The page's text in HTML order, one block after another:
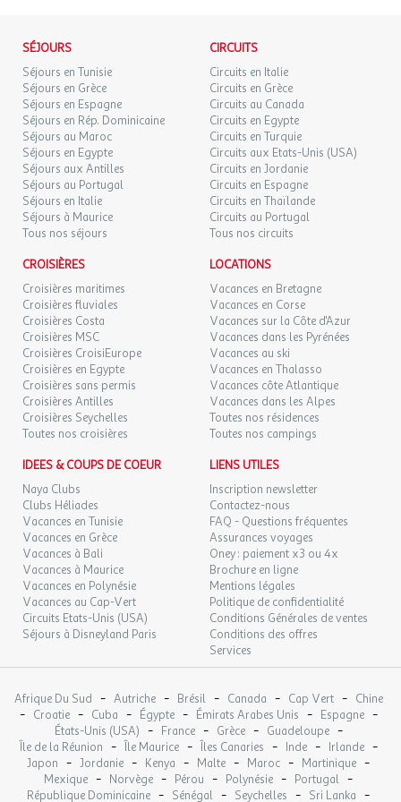
plusieurs quartiers dont la Coudalère, Grande Plage, presqu'île,
le Village, le Port... Authentique et pittoresque... animé et sportif...
calme et confortable... chaque quartier a son charme.
La station appartient à la charte "Pavillon Bleu" pour la qualité
de ses plages et de ses eaux de baignade.
Les enfants bénéficient également d'une attention particulière,
qui a value à la station d'obtenir l'emblème "Station Kid".
Son climat méditerranéen est caractérisé par un beau ciel bleu,
des étés chauds tempérés par les brises marines, et le peu ou
l'absence de pluie...
voile, planche à voile, catamaran, funboard, dériveur, optimist,
surf, plongée, ski nautique, sports en eaux vives (canyoning,
rafting), pêche en mer...
Egalement au programme, tennis, équitation, VTT et
cyclotourisme, pétanque, piscine, mini-golf, parcours forestier...
La plupart de ses activités sont accessibles aux enfants par
l'intermédiaire des nombreux clubs et garderies, principalement
en juillet et août.
Vous pourrez effectuer une cure de remise en forme au centre de
thalassothérapie.
Le petit train de Port-Barcarès vous permettra de vous déplacer
en famille d'un bout à l'autre de la station. Vos enfants seront
enchantés de cette promenade, et elle vous donnera l'occasion
de découvrir toutes les facettes de la ville.
Un cinéma d'été, les arènes et la fête foraine en juillet et août, des
discothèques,...
INFORMATIONS PRATIQUES
Vous trouverez sur place les infrastructures suivantes :
* Un service de navettes depuis la gare et dans la station.
* Garderies et clubs de plage pour les enfants à partir de 2 ans et
les adolescents.
* Une piscine et un centre équestre.
* Des restaurants.
* Des plages surveillées de juin à septembre.
Les informations figurant sur cette page sont données à titre
04
LUN.
05
OCT.
246 €
Retour le
12/10/2026
MAR.
06
OCT.
246 €
Retour le
13/10/2026
MER.
07
OCT.
246 €
Retour le
08
OCT.
246 €
15/10/2026
VEN.
09
OCT.
246 €
Retour le
SAM.
10
OCT.
246 €
Retour le
17/10/2026
SAM.
17
OCT.
246 €/hébergement
SAM.
24
OCT.
246 €
Retour le
31/10/2026
SÉJOURS
Séjours en Tunisie
Séjours en Grèce
Séjours en Espagne
Séjours en Rép. Dominicaine
Séjours au Maroc
Séjours en Egypte
Séjours aux Antilles
Séjours au Portugal
Séjours en Italie
Séjours à Maurice
Tous nos séjours
CIRCUITS
Circuits en Italie
Circuits en Grèce
Circuits au Canada
Circuits en Egypte
Circuits en Turquie
Circuits aux Etats-Unis (USA)
Circuits en Jordanie
Circuits en Espagne
Circuits en Thaïlande
Circuits au Portugal
Tous nos circuits
CROISIÈRES
Croisières maritimes
Croisières fluviales
Croisières Costa
Croisières MSC
Croisières CroisiEurope
Croisières en Egypte
Croisières sans permis
Croisières Antilles
Croisières Seychelles
Toutes nos croisières
LOCATIONS
Vacances en Bretagne
Vacances en Corse
Vacances sur la Côte d'Azur
Vacances dans les Pyrénées
Vacances au ski
Vacances en Thalasso
Vacances côte Atlantique
Vacances dans les Alpes
Toutes nos résidences
Toutes nos campings
IDEES & COUPS DE COEUR
Naya Clubs
Clubs Héliades
Vacances en Tunisie
Vacances en Grèce
Vacances à Bali
Vacances à Maurice
Vacances en Polynésie
Vacances au Cap-Vert
Circuits Etats-Unis (USA)
Séjours à Disneyland Paris
LIENS UTILES
Inscription newsletter
Contactez-nous
FAQ - Questions fréquentes
Assurances voyages
Oney : paiement x3 ou 4x
Brochure en ligne
Mentions légales
Politique de confidentialité
Conditions Générales de ventes
Conditions des offres
Services
Afrique Du Sud - Autriche - Brésil - Canada - Cap Vert - Chine
- Croatie - Cuba - Égypte - Émirats Arabes Unis - Espagne -
États-Unis (USA) - France - Grèce - Guadeloupe -
Île de la Réunion - Île Maurice - Îles Canaries - Inde - Irlande -
Japon - Jordanie - Kenya - Malte - Maroc - Martinique -
Mexique - Norvège - Pérou - Polynésie - Portugal -
République Dominicaine - Sénégal - Seychelles - Sri Lanka -